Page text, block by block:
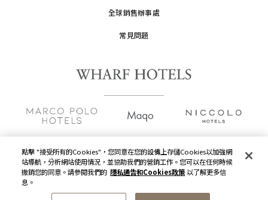
全球銷售辦事處
常見問題
版權及原稿2026 © 九龍倉酒店保留一切權利。
隱私通告
點擊 "接受所有的Cookies"，您同意在您的設備上存儲Cookies以加強網
站導航，分析網站使用情況，並協助我們的營銷工作。您可以在任何時候
撤銷您的同意。請參閱我們的 隱私通告和Cookies政策以了解更多信
息。